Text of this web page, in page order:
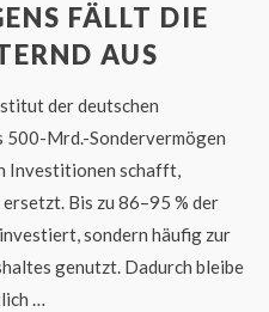
FÄLLT DIE
AUS
der deutschen
Mrd.-Sondervermögen
Investitionen schafft,
Bis zu 86–95 % der
sondern häufig zur
genutzt. Dadurch bleibe
…